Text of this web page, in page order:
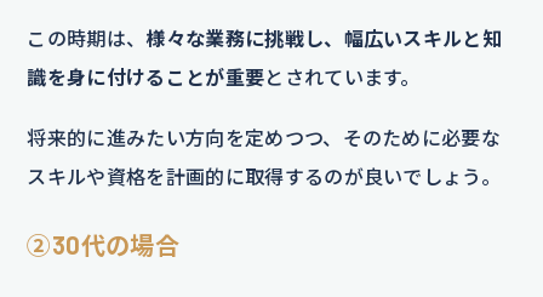
この時期は、様々な業務に挑戦し、幅広いスキルと知
識を身に付けることが重要とされています。
将来的に進みたい方向を定めつつ、そのために必要な
スキルや資格を計画的に取得するのが良いでしょう。
②30代の場合